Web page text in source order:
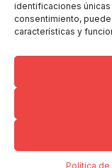
identificaciones
consentimiento,
características y
Política